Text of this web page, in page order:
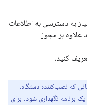
۱۳ منتشر شده و نیاز به دسترسی به اطلاعات
علاوه بر مجوز
کنید.
که نصب‌کننده دستگاه،
برنامه نگهداری شود. برای